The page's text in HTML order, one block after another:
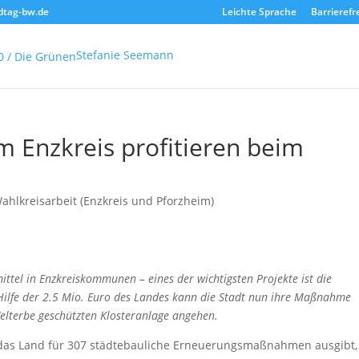
bw.de Leichte Sprache
Stefanie Seemann
Enzkreis profitieren beim
(Enzkreis und Pforzheim)
in Enzkreiskommunen – eines der wichtigsten Projekte ist die
der 2.5 Mio. Euro des Landes kann die Stadt nun ihre Maßnahme
geschützten Klosteranlage angehen.
Land für 307 städtebauliche Erneuerungsmaßnahmen ausgibt,